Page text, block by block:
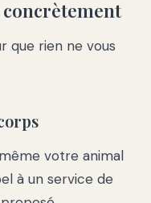
concrètement
que rien ne vous
votre animal
à un service de